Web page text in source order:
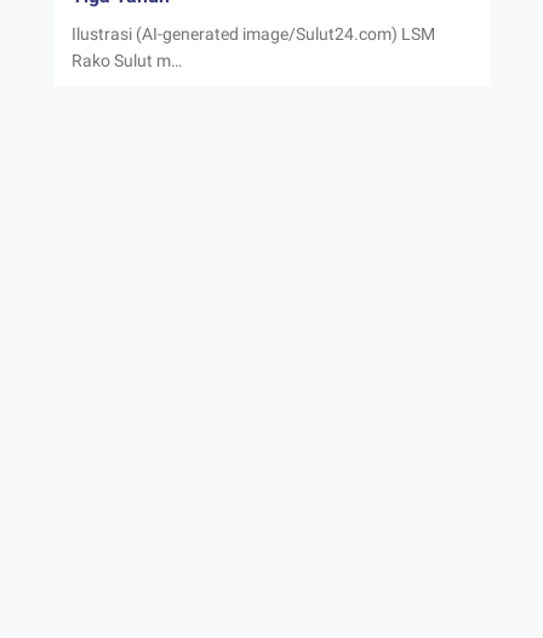
Ilustrasi (AI-generated image/Sulut24.com) LSM
Rako Sulut m…